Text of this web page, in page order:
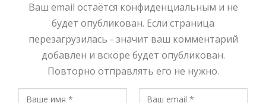
Ваш email остаётся конфиденциальным и не
будет опубликован. Если страница
перезагрузилась - значит ваш комментарий
добавлен и вскоре будет опубликован.
Повторно отправлять его не нужно.